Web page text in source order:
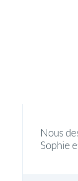
Nous
Sophie